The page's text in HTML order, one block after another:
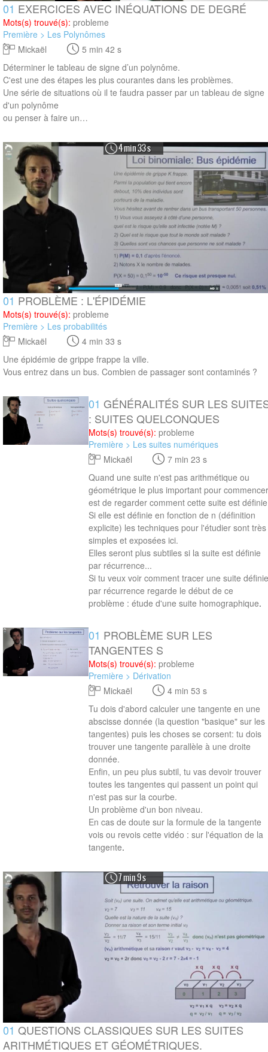
01 EXERCICES AVEC INÉQUATIONS DE DEGRÉ
Mots(s) trouvé(s): probleme
Première > Les Polynômes
Mickaël
5 min 42 s
Déterminer le tableau de signe d’un polynôme.
C'est une des étapes les plus courantes dans les problèmes.
Une série de situations où il te faudra passer par un tableau de signe
d'un polynôme
ou penser à faire un…
4 min 33 s
01 PROBLÈME : L'ÉPIDÉMIE
Mots(s) trouvé(s): probleme
Première > Les probabilités
Mickaël
4 min 33 s
Une épidémie de grippe frappe la ville.
Vous entrez dans un bus. Combien de passager sont contaminés ?
7 min 23 s
01 GÉNÉRALITÉS SUR LES
: SUITES QUELCONQUES
Mots(s) trouvé(s): probleme
Première > Les suites numériques
Mickaël
7 min 23 s
Quand une suite n'est pas arithmétique ou
géométrique le plus important pour
est de regarder comment cette suite est
Si elle est définie en fonction de n (définition
explicite) les techniques pour l'étudier sont très
simples et exposées ici.
Elles seront plus subtiles si la suite est définie
par récurrence...
Si tu veux voir comment tracer une suite
par récurrence regarde le début de ce
problème : étude d'une suite homographique.
4 min 53 s
01 PROBLÈME SUR LES
TANGENTES S
Mots(s) trouvé(s): probleme
Première > Dérivation
Mickaël
4 min 53 s
Tu dois d'abord calculer une tangente en une
abscisse donnée (la question "basique" sur les
tangentes) puis les choses se corsent: tu dois
trouver une tangente parallèle à une droite
donnée.
Enfin, un peu plus subtil, tu vas devoir trouver
toutes les tangentes qui passent un point qui
n'est pas sur la courbe.
Un problème d'un bon niveau.
En cas de doute sur la formule de la tangente
vois ou revois cette vidéo :sur l'équation de la
tangente.
7 min 9 s
01 QUESTIONS CLASSIQUES SUR LES SUITES
ARITHMÉTIQUES ET GÉOMÉTRIQUES.